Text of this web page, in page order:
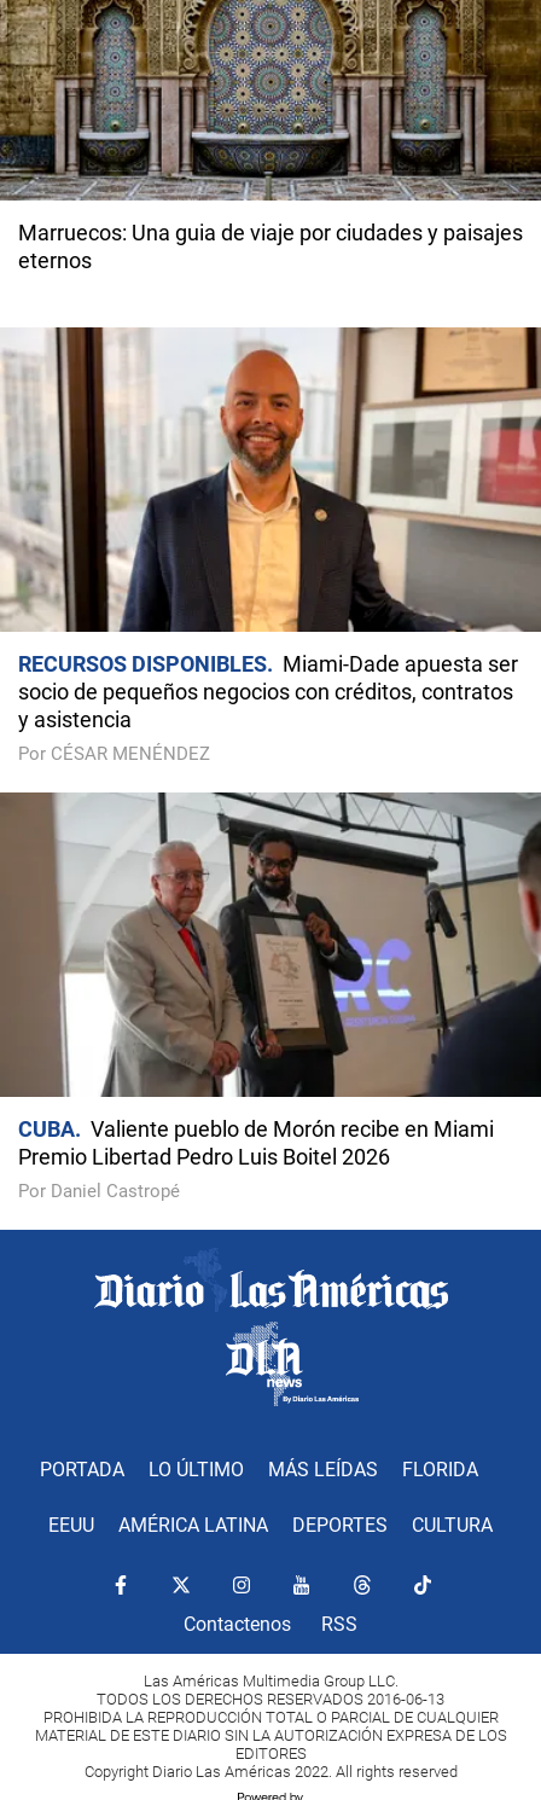
Marruecos: Una guia de viaje por ciudades y paisajes
eternos
RECURSOS DISPONIBLES
Miami-Dade apuesta ser
socio de pequeños negocios con créditos, contratos
y asistencia
Por CÉSAR MENÉNDEZ
CUBA
Valiente pueblo de Morón recibe en Miami
Premio Libertad Pedro Luis Boitel 2026
Por Daniel Castropé
PORTADA LO ÚLTIMO MÁS LEÍDAS FLORIDA
EEUU AMÉRICA LATINA DEPORTES CULTURA
Contactenos RSS
Las Américas Multimedia Group LLC.
TODOS LOS DERECHOS RESERVADOS 2016-06-13
PROHIBIDA LA REPRODUCCIÓN TOTAL O PARCIAL DE CUALQUIER
MATERIAL DE ESTE DIARIO SIN LA AUTORIZACIÓN EXPRESA DE LOS
EDITORES
Copyright Diario Las Américas 2022. All rights reserved